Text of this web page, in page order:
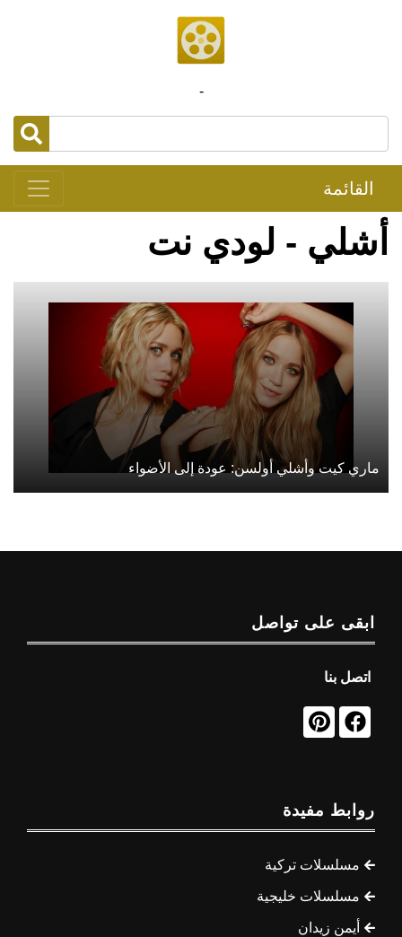
-
القائمة
أشلي - لودي نت
ماري كيت وأشلي أولسن: عودة إلى الأضواء
ابقى على تواصل
اتصل بنا
روابط مفيدة
مسلسلات تركية
مسلسلات خليجية
أيمن زيدان